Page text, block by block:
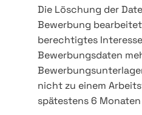
Die Löschung der
Bewerbung
berechtigtes
Bewerbungsdaten
nicht zu einem
spätestens 6